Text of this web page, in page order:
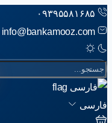
۰۹۳۹۵۵۸۱۶۸۵
info@bankamooz.com
فارسی